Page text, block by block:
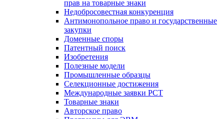
прав на товарные знаки
Недобросовестная конкуренция
Антимонопольное право и государственные
закупки
Доменные споры
Патентный поиск
Изобретения
Полезные модели
Промышленные образцы
Селекционные достижения
Международные заявки PCT
Товарные знаки
Авторское право